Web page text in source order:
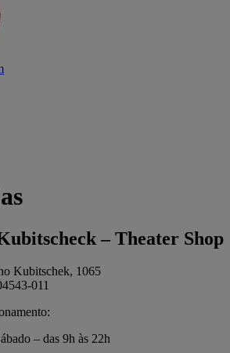
– Theater Shop
Kubitschek, 1065
011
– das 9h às 22h